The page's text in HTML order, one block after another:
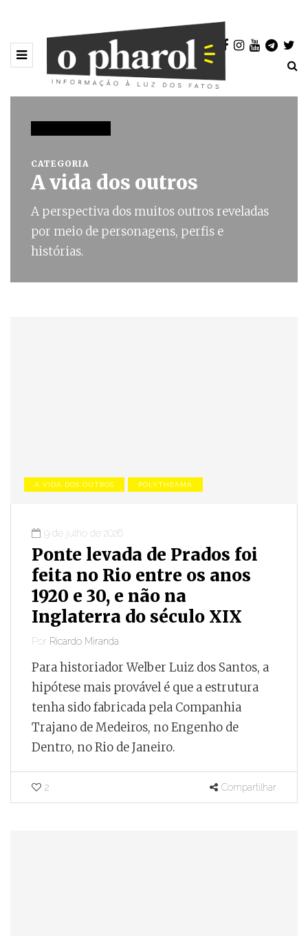
CATEGORIA
A vida dos outros
A perspectiva dos muitos outros reveladas
por meio de personagens, perfis e
histórias.
A VIDA DOS OUTROS POLYTHEAMA
9 de julho de 2026
Ponte levada de Prados foi
feita no Rio entre os anos
1920 e 30, e não na
Inglaterra do século XIX
Por Ricardo Miranda
Para historiador Welber Luiz dos Santos, a
hipótese mais provável é que a estrutura
tenha sido fabricada pela Companhia
Trajano de Medeiros, no Engenho de
Dentro, no Rio de Janeiro.
2 Compartilhar